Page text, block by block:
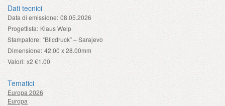
Dati tecnici
Data di emissione: 08.05.2026
Progettista: Klaus Welp
Stampatore: “Blicdruck” – Sarajevo
Dimensione: 42.00 x 28.00mm
Valori: x2 €1.00
Tematici
Europa 2026
Europa